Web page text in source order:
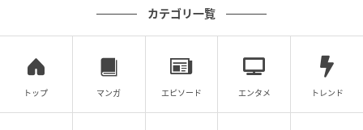
に付き合っていくための第一歩です。
ライター：yukiasobi（一級建築士・建築基準適合判定
資格者）
行政で住宅政策・都市計画・建築確認審査など10年以
カテゴリ一覧
トップ マンガ エピソード エンタメ トレンド